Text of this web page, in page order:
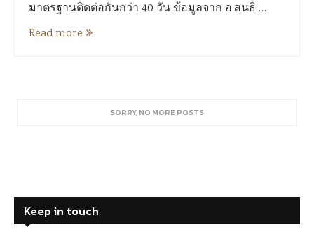
มาตรฐานติดต่อกันกว่า 40 วัน ข้อมูลจาก อ.สนธิ …
Read more
SORRY, NO MORE POSTS
Keep in touch